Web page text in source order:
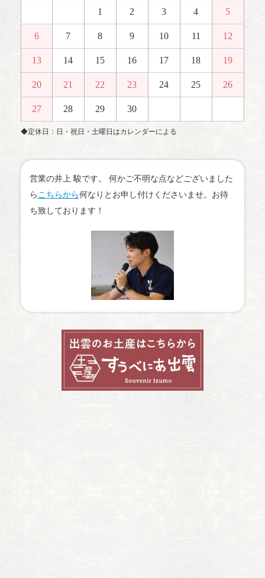
1 2 3 4 5
6 7 8 9 10 11 12
13 14 15 16 17 18 19
20 21 22 23 24 25 26
27 28 29 30
◆定休日：日・祝日・土曜日はカレンダーによる
営業の井上 駿です。 何かご不明な点などございました
ら こちらから何なりとお申し付けくださいませ。お待
ち致しております！